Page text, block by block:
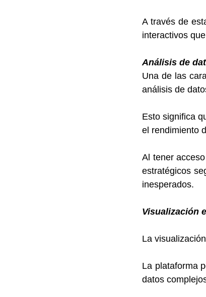
A través de
interactivos
Análisis de
Una de las
análisis de
Esto significa
el rendimiento
Al tener
estratégicos
inesperados.
Visualización
La
La plataforma
datos